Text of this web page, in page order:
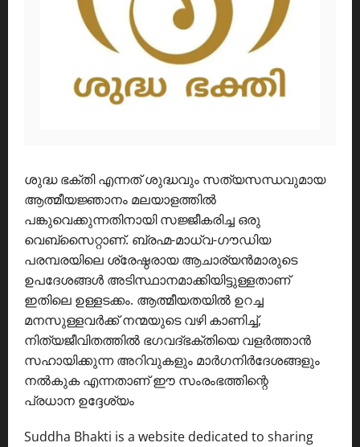
ശുദ്ധ ഭക്തി എന്നത് ശുദ്ധവും സത്യസന്ധവുമായ
ആത്മീയജ്ഞാനം മലയാളത്തിൽ
പങ്കുവെക്കുന്നതിനായി സജ്ജീകരിച്ച ഒരു
വെബ്സൈറ്റാണ്. ബ്രഹ്മ-മാധ്വ-ഗൗഡിയ
പരമ്പരയിലെ ശ്രേഷ്ഠരായ ആചാര്യൻമാരുടെ
ഉപദേശങ്ങൾ അടിസ്ഥാനമാക്കിയിട്ടുള്ളതാണ്
ഇതിലെ ഉള്ളടക്കം. ആത്മീയതയിൽ ഉറച്ച
മനസുള്ളവർക്ക് നന്മയുടെ വഴി കാണിച്ച്,
നിത്യജീവിതത്തിൽ ഭഗവദ്ഭക്തിയെ വളർത്താൻ
സഹായിക്കുന്ന അറിവുകളും മാർഗനിർദേശങ്ങളും
നൽകുക എന്നതാണ് ഈ സംരംഭത്തിന്റെ
പ്രധാന ഉദ്ദേശ്യം
Suddha Bhakti is a website dedicated to sharing